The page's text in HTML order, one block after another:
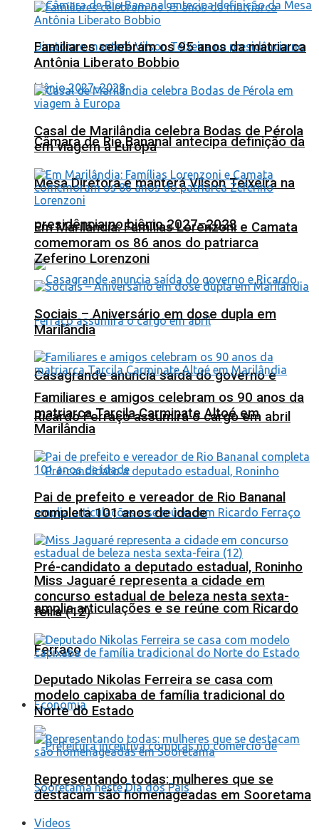
Câmara de Rio Bananal antecipa definição da
Mesa Diretora e manterá Vilson Teixeira na
presidência no biênio 2027–2028
Casagrande anuncia saída do governo e
Ricardo Ferraço assumirá o cargo em abril
Pré-candidato a deputado estadual, Roninho
amplia articulações e se reúne com Ricardo
Ferraço
Economia
Familiares celebram os 95 anos da matriarca
Antônia Liberato Bobbio
Casal de Marilândia celebra Bodas de Pérola
em viagem à Europa
Em Marilândia: Famílias Lorenzoni e Camata
comemoram os 86 anos do patriarca
Zeferino Lorenzoni
Sociais – Aniversário em dose dupla em
Marilândia
Familiares e amigos celebram os 90 anos da
matriarca Tarcila Carminate Altoé em
Marilândia
Pai de prefeito e vereador de Rio Bananal
completa 101 anos de idade
Miss Jaguaré representa a cidade em
concurso estadual de beleza nesta sexta-
feira (12)
Deputado Nikolas Ferreira se casa com
modelo capixaba de família tradicional do
Norte do Estado
Representando todas: mulheres que se
destacam são homenageadas em Sooretama
Videos